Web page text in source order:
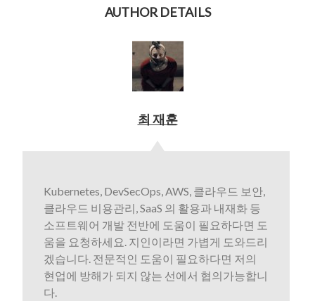
AUTHOR DETAILS
최 재훈
Kubernetes, DevSecOps, AWS, 클라우드 보안,
클라우드 비용관리, SaaS 의 활용과 내재화 등
소프트웨어 개발 전반에 도움이 필요하다면 도
움을 요청하세요. 지인이라면 가볍게 도와드리
겠습니다. 전문적인 도움이 필요하다면 저의
현업에 방해가 되지 않는 선에서 협의가능합니
다.